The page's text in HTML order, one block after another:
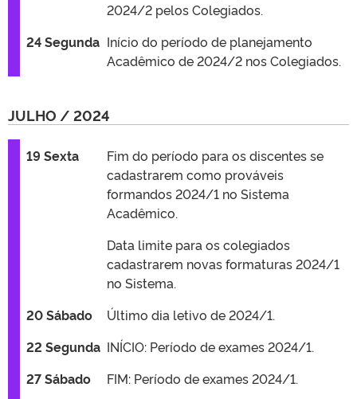
2024/2 pelos Colegiados.
24 Segunda Início do período de planejamento
Acadêmico de 2024/2 nos Colegiados.
JULHO / 2024
19 Sexta
Fim do período para os discentes se
cadastrarem como prováveis
formandos 2024/1 no Sistema
Acadêmico.
Data limite para os colegiados
cadastrarem novas formaturas 2024/1
no Sistema.
20 Sábado
Último dia letivo de 2024/1.
22 Segunda INÍCIO: Período de exames 2024/1.
27 Sábado
FIM: Período de exames 2024/1.